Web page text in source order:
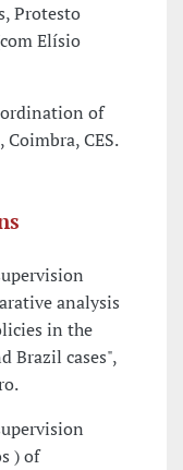
Protesto
Elísio
of
CES.
analysis
in the
Brazil cases",
) of